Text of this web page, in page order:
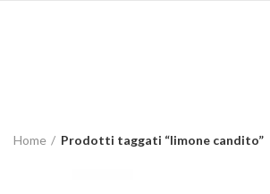
Home Prodotti taggati “limone candito”